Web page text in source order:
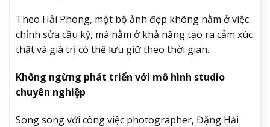
Theo Hải Phong, một bộ ảnh đẹp không nằm ở việc
chỉnh sửa cầu kỳ, mà nằm ở khả năng tạo ra cảm xúc
thật và giá trị có thể lưu giữ theo thời gian.
Không ngừng phát triển với mô hình studio
chuyên nghiệp
Song song với công việc photographer, Đặng Hải